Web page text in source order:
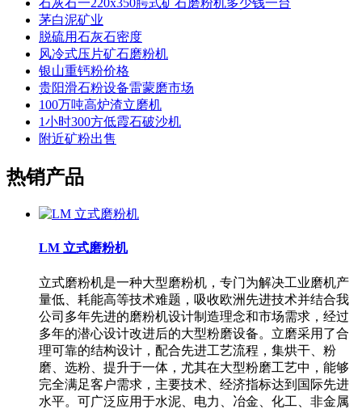
石灰石一220x350腭式矿石磨粉机多少钱一台
茅白泥矿业
脱硫用石灰石密度
风冷式压片矿石磨粉机
银山重钙粉价格
贵阳滑石粉设备雷蒙磨市场
100万吨高炉渣立磨机
1小时300方低霞石破沙机
附近矿粉出售
热销产品
LM 立式磨粉机
立式磨粉机是一种大型磨粉机，专门为解决工业磨机产
量低、耗能高等技术难题，吸收欧洲先进技术并结合我
公司多年先进的磨粉机设计制造理念和市场需求，经过
多年的潜心设计改进后的大型粉磨设备。立磨采用了合
理可靠的结构设计，配合先进工艺流程，集烘干、粉
磨、选粉、提升于一体，尤其在大型粉磨工艺中，能够
完全满足客户需求，主要技术、经济指标达到国际先进
水平。可广泛应用于水泥、电力、冶金、化工、非金属